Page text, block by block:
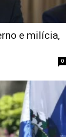
e milícia,
0